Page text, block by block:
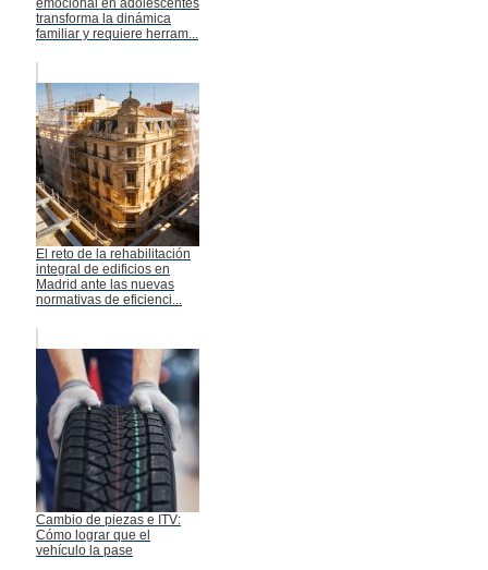
emocional en adolescentes
transforma la dinámica
familiar y requiere herram...
El reto de la rehabilitación
integral de edificios en
Madrid ante las nuevas
normativas de eficienci...
Cambio de piezas e ITV:
Cómo lograr que el
vehículo la pase